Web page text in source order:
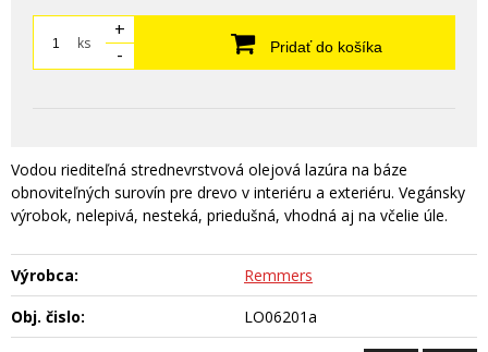
ks
+
-
Pridať do košíka
Vodou riediteľná strednevrstvová olejová lazúra na báze
obnoviteľných surovín pre drevo v interiéru a exteriéru. Vegánsky
výrobok, nelepivá, nesteká, priedušná, vhodná aj na včelie úle.
Výrobca:
Remmers
Obj. čislo:
LO06201a